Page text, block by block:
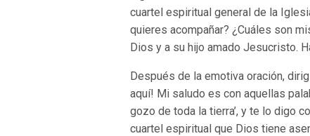
cuartel espiritual general de la
quieres acompañar? ¿Cuáles son
Dios y a su hijo amado Jesucristo.
Después de la emotiva oración,
aquí! Mi saludo es con aquellas
gozo de toda la tierra’, y te lo digo
cuartel espiritual que Dios tiene